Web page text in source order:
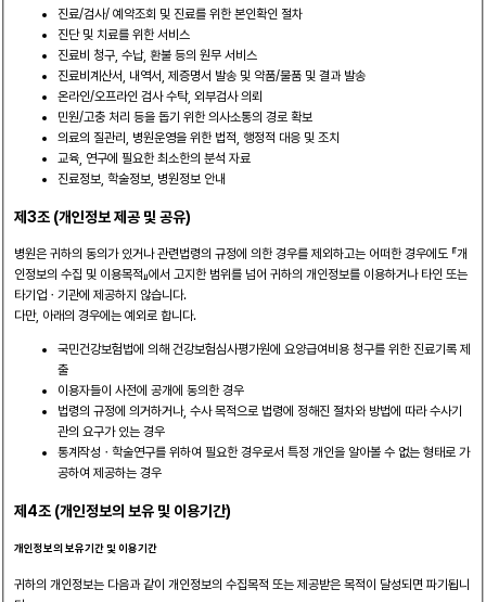
진료/검사/ 예약조회 및 진료를 위한 본인확인 절차
진단 및 치료를 위한 서비스
진료비 청구, 수납, 환불 등의 원무 서비스
진료비계산서, 내역서, 제증명서 발송 및 약품/물품 및 결과 발송
온라인/오프라인 검사 수탁, 외부검사 의뢰
민원/고충 처리 등을 돕기 위한 의사소통의 경로 확보
의료의 질관리, 병원운영을 위한 법적, 행정적 대응 및 조치
교육, 연구에 필요한 최소한의 분석 자료
진료정보, 학술정보, 병원정보 안내
제3조 (개인정보 제공 및 공유)
병원은 귀하의 동의가 있거나 관련법령의 규정에 의한 경우를 제외하고는 어떠한 경우에도 『개
인정보의 수집 및 이용목적』에서 고지한 범위를 넘어 귀하의 개인정보를 이용하거나 타인 또는
타기업ㆍ기관에 제공하지 않습니다.
다만, 아래의 경우에는 예외로 합니다.
국민건강보험법에 의해 건강보험심사평가원에 요양급여비용 청구를 위한 진료기록 제
출
이용자들이 사전에 공개에 동의한 경우
법령의 규정에 의거하거나, 수사 목적으로 법령에 정해진 절차와 방법에 따라 수사기
관의 요구가 있는 경우
통계작성ㆍ학술연구를 위하여 필요한 경우로서 특정 개인을 알아볼 수 없는 형태로 가
공하여 제공하는 경우
제4조 (개인정보의 보유 및 이용기간)
개인정보의 보유기간 및 이용기간
귀하의 개인정보는 다음과 같이 개인정보의 수집목적 또는 제공받은 목적이 달성되면 파기됩니